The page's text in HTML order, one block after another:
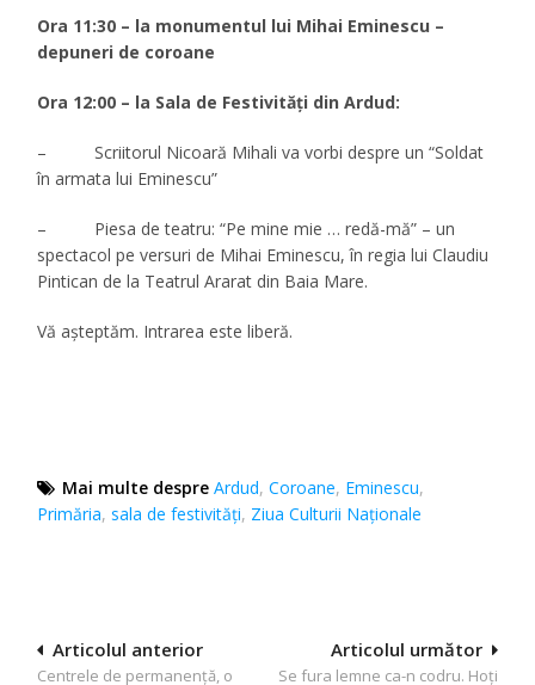
Ora 11:30 – la monumentul lui Mihai Eminescu –
depuneri de coroane
Ora 12:00 – la Sala de Festivităţi din Ardud:
– Scriitorul Nicoară Mihali va vorbi despre un “Soldat
în armata lui Eminescu”
– Piesa de teatru: “Pe mine mie … redă-mă” – un
spectacol pe versuri de Mihai Eminescu, în regia lui Claudiu
Pintican de la Teatrul Ararat din Baia Mare.
Vă aşteptăm. Intrarea este liberă.
Mai multe despre Ardud,Coroane, Eminescu,
Primăria,sala de festivități, Ziua Culturii Naționale
Navigare
Articolul următor
Se fura lemne ca-n codru. Hoți
Articolul anterior
Centrele de permanență, o